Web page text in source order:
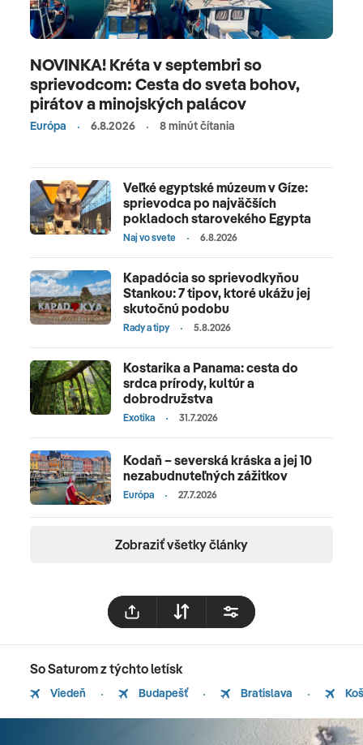
NOVINKA! Kréta v septembri so
sprievodcom: Cesta do sveta bohov,
pirátov a minojských palácov
Európa 6.8.2026 8 minút čítania
Veľké egyptské múzeum v Gíze:
sprievodca po najväčších
pokladoch starovekého Egypta
Naj vo svete 6.8.2026
Kapadócia so sprievodkyňou
Stankou: 7 tipov, ktoré ukážu jej
skutočnú podobu
Rady a tipy 5.8.2026
Kostarika a Panama: cesta do
srdca prírody, kultúr a
dobrodružstva
Exotika 31.7.2026
Kodaň – severská kráska a jej 10
nezabudnuteľných zážitkov
Európa 27.7.2026
Zobraziť všetky články
So Saturom z týchto letísk
Viedeň Budapešť Bratislava